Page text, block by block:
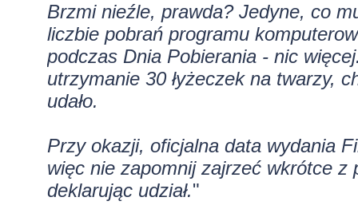
Brzmi nieźle, prawda? Jedyne, co
liczbie pobrań programu
podczas Dnia Pobierania - nic
utrzymanie 30 łyżeczek na twarzy,
udało.
Przy okazji, oficjalna data wydania
więc nie zapomnij zajrzeć wkrótce z
deklarując udział."